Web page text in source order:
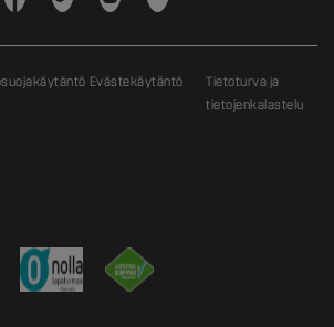
Evästekäytäntö
Tietoturva ja
tietojenkalastelu